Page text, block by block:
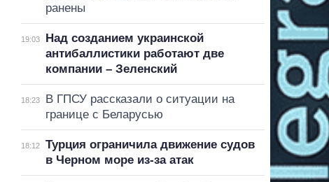
ранены
19:03
Над созданием украинской
антибаллистики работают две
компании – Зеленский
18:23
В ГПСУ рассказали о ситуации на
границе с Беларусью
18:12
Турция ограничила движение судов
в Черном море из-за атак